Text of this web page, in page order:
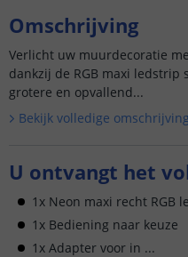
Omschrijving
Verlicht uw muurdecoratie
dankzij de RGB maxi ledstrip
grotere en opvallend...
Bekijk volledige omschrijving
U ontvangt het
1x Neon maxi recht RGB
1x Bediening naar keuze
1x Adapter voor in ...